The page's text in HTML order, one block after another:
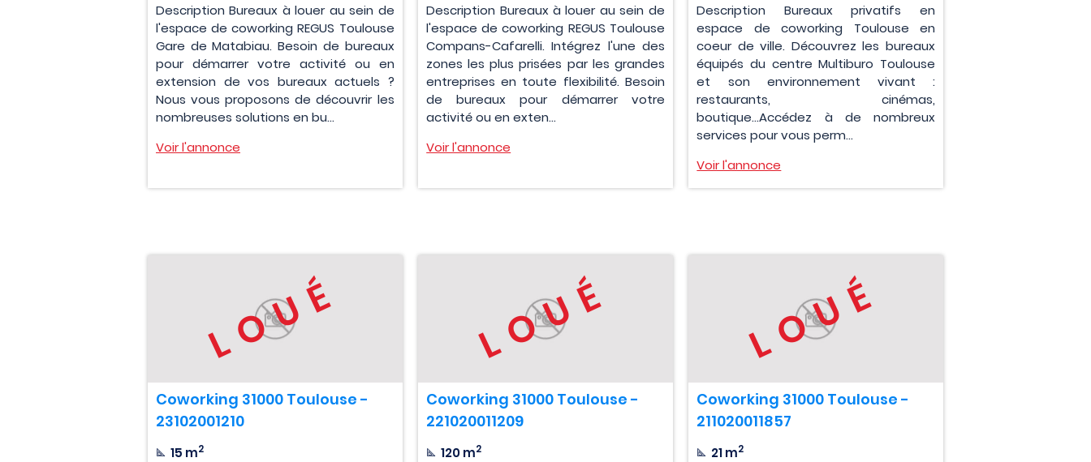
Description Bureaux à louer au sein de
l'espace de coworking REGUS Toulouse
Gare de Matabiau. Besoin de bureaux
pour démarrer votre activité ou en
extension de vos bureaux actuels ?
Nous vous proposons de découvrir les
nombreuses solutions en bu...
Voir l'annonce
Description Bureaux à louer au sein de
l'espace de coworking REGUS Toulouse
Compans-Cafarelli. Intégrez l'une des
zones les plus prisées par les grandes
entreprises en toute flexibilité. Besoin
de bureaux pour démarrer votre
activité ou en exten...
Voir l'annonce
Description Bureaux privatifs en
espace de coworking Toulouse en
coeur de ville. Découvrez les bureaux
équipés du centre Multiburo Toulouse
et son environnement vivant :
restaurants, cinémas,
boutique...Accédez à de nombreux
services pour vous perm...
Voir l'annonce
LOUÉ
Coworking 31000 Toulouse -
23102001210
15 m2
LOUÉ
Coworking 31000 Toulouse -
221020011209
120 m2
LOUÉ
Coworking 31000 Toulouse -
211020011857
21 m2